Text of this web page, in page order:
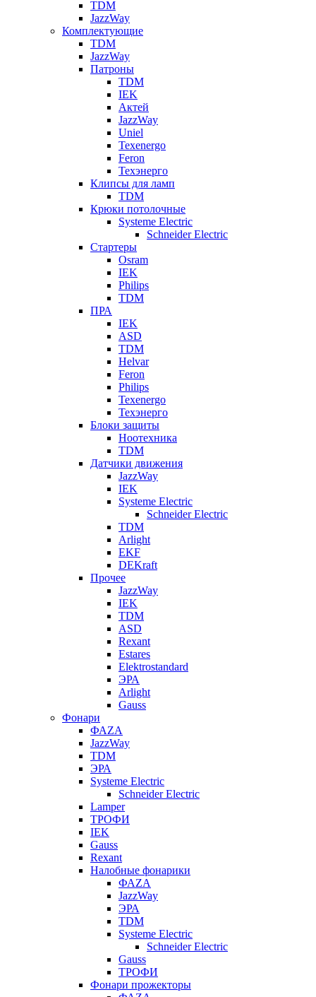
TDM
JazzWay
Комплектующие
TDM
JazzWay
Патроны
TDM
IEK
Актей
JazzWay
Uniel
Texenergo
Feron
Техэнерго
Клипсы для ламп
TDM
Крюки потолочные
Systeme Electric
Schneider Electric
Стартеры
Osram
IEK
Philips
TDM
ПРА
IEK
ASD
TDM
Helvar
Feron
Philips
Texenergo
Техэнерго
Блоки защиты
Ноотехника
TDM
Датчики движения
JazzWay
IEK
Systeme Electric
Schneider Electric
TDM
Arlight
EKF
DEKraft
Прочее
JazzWay
IEK
TDM
ASD
Rexant
Estares
Elektrostandard
ЭРА
Arlight
Gauss
Фонари
ФАZА
JazzWay
TDM
ЭРА
Systeme Electric
Schneider Electric
Lamper
ТРОФИ
IEK
Gauss
Rexant
Налобные фонарики
ФАZА
JazzWay
ЭРА
TDM
Systeme Electric
Schneider Electric
Gauss
ТРОФИ
Фонари прожекторы